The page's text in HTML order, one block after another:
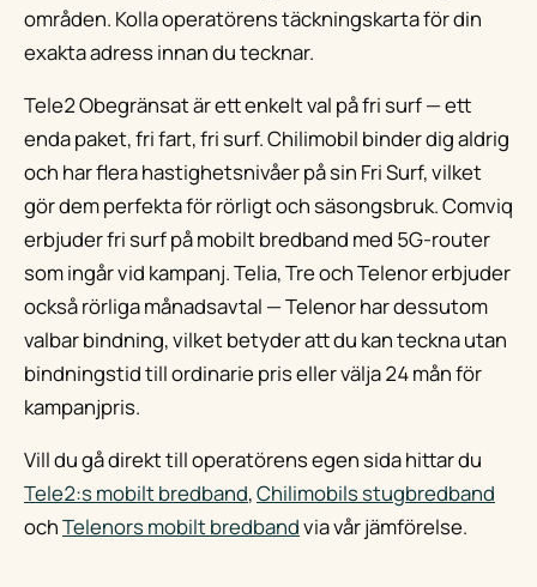
områden. Kolla operatörens täckningskarta för din
exakta adress innan du tecknar.
Tele2 Obegränsat är ett enkelt val på fri surf — ett
enda paket, fri fart, fri surf. Chilimobil binder dig aldrig
och har flera hastighetsnivåer på sin Fri Surf, vilket
gör dem perfekta för rörligt och säsongsbruk. Comviq
erbjuder fri surf på mobilt bredband med 5G-router
som ingår vid kampanj. Telia, Tre och Telenor erbjuder
också rörliga månadsavtal — Telenor har dessutom
valbar bindning, vilket betyder att du kan teckna utan
bindningstid till ordinarie pris eller välja 24 mån för
kampanjpris.
Vill du gå direkt till operatörens egen sida hittar du
Tele2:s mobilt bredband,Chilimobils stugbredband
ochTelenors mobilt bredbandvia vår jämförelse.